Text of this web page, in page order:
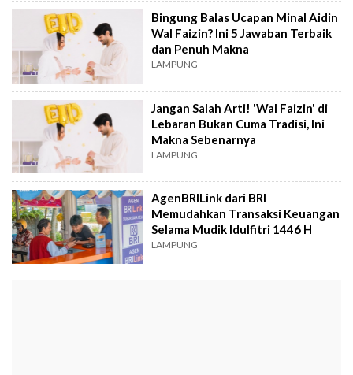
Bingung Balas Ucapan Minal Aidin
Wal Faizin? Ini 5 Jawaban Terbaik
dan Penuh Makna
LAMPUNG
Jangan Salah Arti! 'Wal Faizin' di
Lebaran Bukan Cuma Tradisi, Ini
Makna Sebenarnya
LAMPUNG
AgenBRILink dari BRI
Memudahkan Transaksi Keuangan
Selama Mudik Idulfitri 1446 H
LAMPUNG